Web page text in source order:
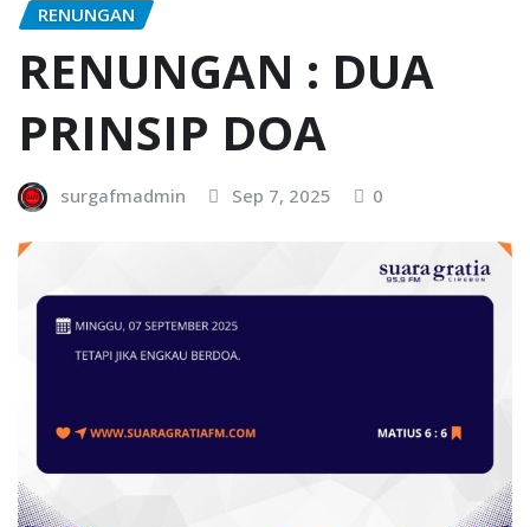
RENUNGAN
RENUNGAN : DUA
PRINSIP DOA
surgafmadmin Sep 7, 2025 0